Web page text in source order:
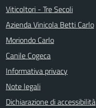
Viticoltori - Tre Secoli
Azienda Vinicola Betti Carlo
Moriondo Carlo
Canile Cogeca
Informativa privacy
Note legali
Dichiarazione di accessibilità